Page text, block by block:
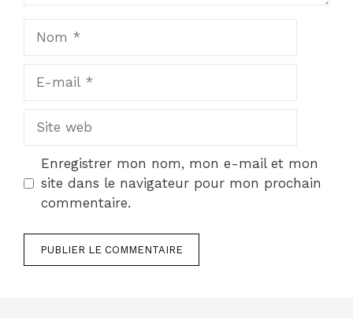
Site
Enregistrer mon nom, mon e-mail et mon
site dans le navigateur pour mon prochain
commentaire.